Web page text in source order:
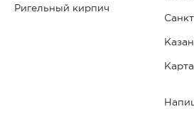
Ригельный кирпич